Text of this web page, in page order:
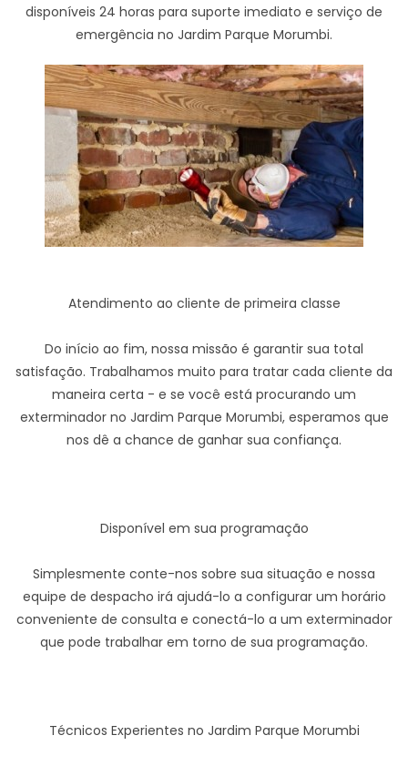
disponíveis 24 horas para suporte imediato e serviço de
emergência no Jardim Parque Morumbi.
Atendimento ao cliente de primeira classe
Do início ao fim, nossa missão é garantir sua total
satisfação. Trabalhamos muito para tratar cada cliente da
maneira certa - e se você está procurando um
exterminador no Jardim Parque Morumbi, esperamos que
nos dê a chance de ganhar sua confiança.
Disponível em sua programação
Simplesmente conte-nos sobre sua situação e nossa
equipe de despacho irá ajudá-lo a configurar um horário
conveniente de consulta e conectá-lo a um exterminador
que pode trabalhar em torno de sua programação.
Técnicos Experientes no Jardim Parque Morumbi